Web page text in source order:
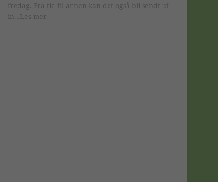
fredag. Fra tid til annen kan det også bli sendt ut
in... Les mer